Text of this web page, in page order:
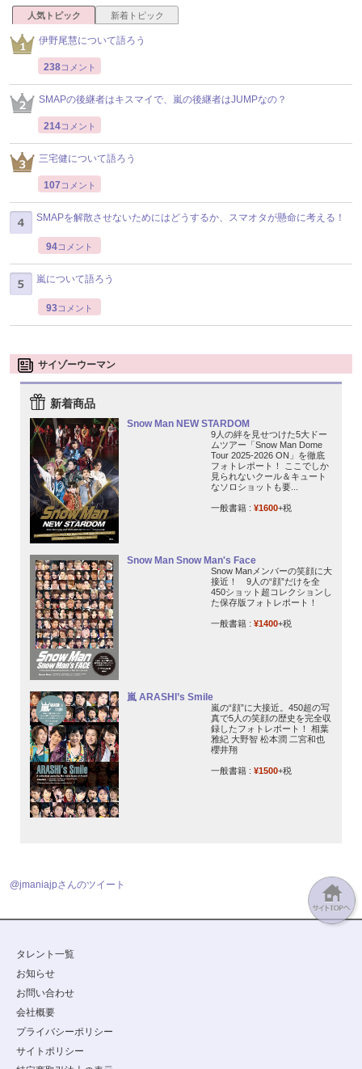
人気トピック 新着トピック
伊野尾慧について語ろう
238コメント
SMAPの後継者はキスマイで、嵐の後継者はJUMPなの？
214コメント
三宅健について語ろう
107 コメント
SMAPを解散させないためにはどうするか、スマオタが懸命に考える！
94コメント
嵐について語ろう
93コメント
サイゾーウーマン
新着商品
Snow Man NEW STARDOM
9人の絆を見せつけた5大ドー
ムツアー「Snow Man Dome
Tour 2025-2026 ON」を徹底
フォトレポート！ ここでしか
見られないクール＆キュート
なソロショットも要...
一般書籍 : ¥1600+税
Snow Man Snow Man's Face
Snow Manメンバーの笑顔に大
接近！ 9人の“顔”だけを全
450ショット超コレクションし
た保存版フォトレポート！
一般書籍 : ¥1400+税
嵐 ARASHI’s Smile
嵐の“顔”に大接近。450超の写
真で5人の笑顔の歴史を完全収
録したフォトレポート！ 相葉
雅紀 大野智 松本潤 二宮和也
櫻井翔
一般書籍 : ¥1500+税
@jmaniajpさんのツイート
タレント一覧
お知らせ
お問い合わせ
会社概要
プライバシーポリシー
サイトポリシー